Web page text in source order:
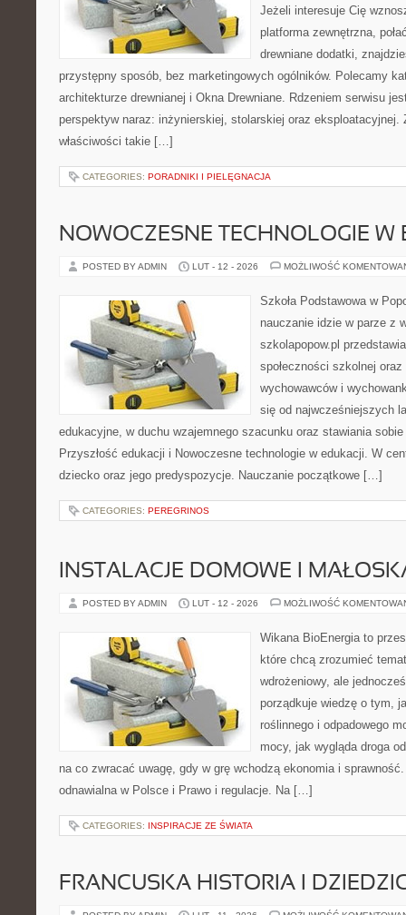
Jeżeli interesuje Cię
platforma zewnętrzna,
drewniane dodatki,
przystępny sposób, bez marketingowych ogólników. Polecamy
architekturze drewnianej i Okna Drewniane. Rdzeniem serwisu
perspektyw naraz: inżynierskiej, stolarskiej oraz eksploatacyjnej.
właściwości takie […]
CATEGORIES: PORADNIKI I PIELĘGNACJA
NOWOCZESNE TECHNOLOGIE W
POSTED BY ADMIN LUT - 12 - 2026 MOŻLIWOŚĆ
Szkoła Podstawowa w
nauczanie idzie w parze z
szkolapopow.pl
społeczności szkolnej
wychowawców i
się od najwcześniejszych
edukacyjne, w duchu wzajemnego szacunku oraz stawiania
Przyszłość edukacji i Nowoczesne technologie w edukacji. W
dziecko oraz jego predyspozycje. Nauczanie początkowe […]
CATEGORIES: PEREGRINOS
INSTALACJE DOMOWE I
POSTED BY ADMIN LUT - 12 - 2026 MOŻLIWOŚĆ
Wikana BioEnergia to
które chcą zrozumieć
wdrożeniowy, ale
porządkuje wiedzę o tym,
roślinnego i odpadowego
mocy, jak wygląda droga
na co zwracać uwagę, gdy w grę wchodzą ekonomia i
odnawialna w Polsce i Prawo i regulacje. Na […]
CATEGORIES: INSPIRACJE ZE ŚWIATA
FRANCUSKA HISTORIA I